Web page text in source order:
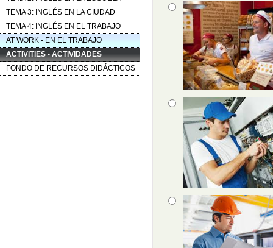
TEMA 3: INGLÉS EN LA CIUDAD
TEMA 4: INGLÉS EN EL TRABAJO
AT WORK - EN EL TRABAJO
ACTIVITIES - ACTIVIDADES
FONDO DE RECURSOS DIDÁCTICOS
Pregunta
Respuestas
Opción 1
Opción 2
Opción 3